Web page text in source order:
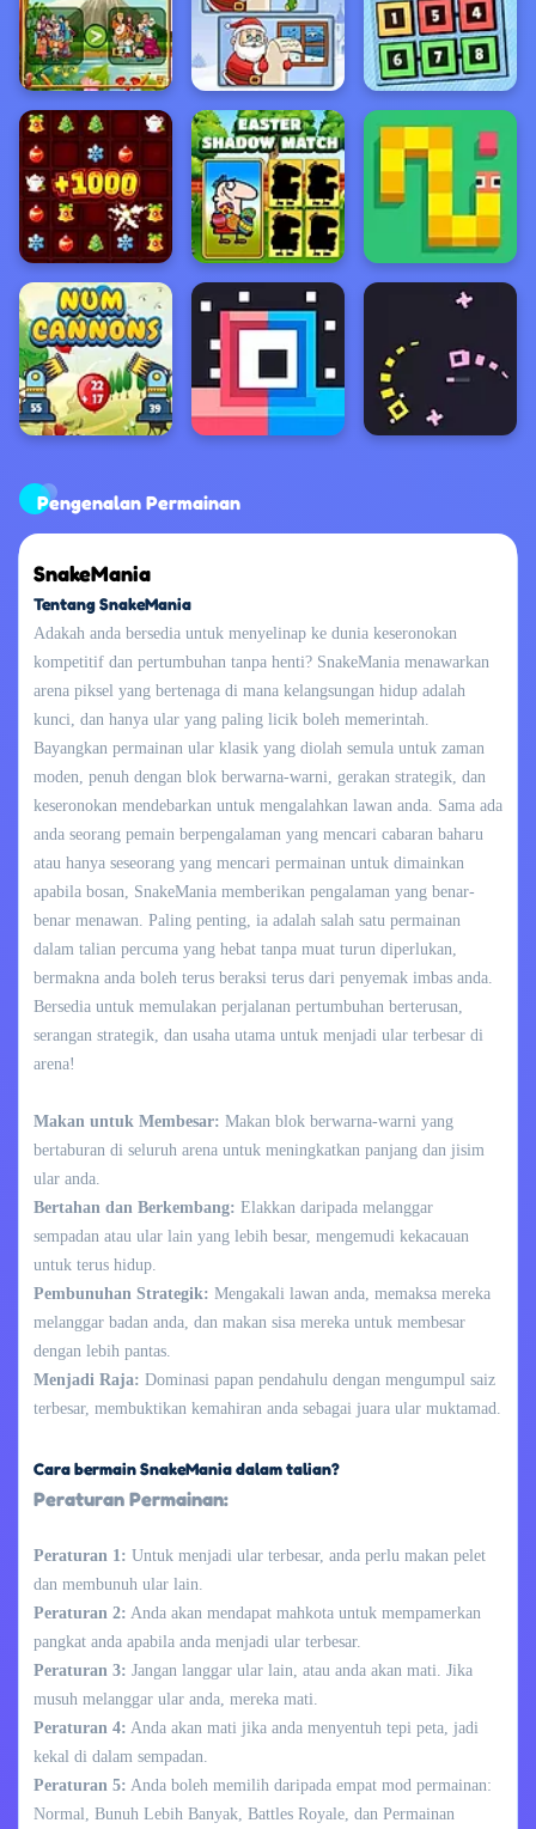
Pengenalan Permainan
SnakeMania
Tentang SnakeMania
Adakah anda bersedia untuk menyelinap ke dunia keseronokan
kompetitif dan pertumbuhan tanpa henti? SnakeMania menawarkan
arena piksel yang bertenaga di mana kelangsungan hidup adalah
kunci, dan hanya ular yang paling licik boleh memerintah.
Bayangkan permainan ular klasik yang diolah semula untuk zaman
moden, penuh dengan blok berwarna-warni, gerakan strategik, dan
keseronokan mendebarkan untuk mengalahkan lawan anda. Sama ada
anda seorang pemain berpengalaman yang mencari cabaran baharu
atau hanya seseorang yang mencari permainan untuk dimainkan
apabila bosan, SnakeMania memberikan pengalaman yang benar-
benar menawan. Paling penting, ia adalah salah satu permainan
dalam talian percuma yang hebat tanpa muat turun diperlukan,
bermakna anda boleh terus beraksi terus dari penyemak imbas anda.
Bersedia untuk memulakan perjalanan pertumbuhan berterusan,
serangan strategik, dan usaha utama untuk menjadi ular terbesar di
arena!
Makan untuk Membesar: Makan blok berwarna-warni yang
bertaburan di seluruh arena untuk meningkatkan panjang dan jisim
ular anda.
Bertahan dan Berkembang: Elakkan daripada melanggar
sempadan atau ular lain yang lebih besar, mengemudi kekacauan
untuk terus hidup.
Pembunuhan Strategik: Mengakali lawan anda, memaksa mereka
melanggar badan anda, dan makan sisa mereka untuk membesar
dengan lebih pantas.
Menjadi Raja: Dominasi papan pendahulu dengan mengumpul saiz
terbesar, membuktikan kemahiran anda sebagai juara ular muktamad.
Cara bermain SnakeMania dalam talian?
Peraturan Permainan:
Peraturan 1: Untuk menjadi ular terbesar, anda perlu makan pelet
dan membunuh ular lain.
Peraturan 2: Anda akan mendapat mahkota untuk mempamerkan
pangkat anda apabila anda menjadi ular terbesar.
Peraturan 3: Jangan langgar ular lain, atau anda akan mati. Jika
musuh melanggar ular anda, mereka mati.
Peraturan 4: Anda akan mati jika anda menyentuh tepi peta, jadi
kekal di dalam sempadan.
Peraturan 5: Anda boleh memilih daripada empat mod permainan:
Normal, Bunuh Lebih Banyak, Battles Royale, dan Permainan